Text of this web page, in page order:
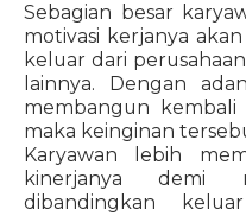
Sebagian besar
motivasi kerjanya
keluar dari
lainnya. Dengan
membangun kembali
maka keinginan
Karyawan lebih
kinerjanya demi
dibandingkan